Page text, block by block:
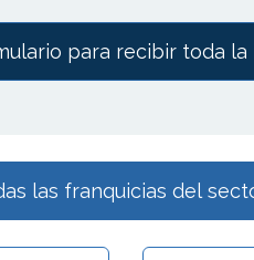
para recibir toda la
las franquicias del